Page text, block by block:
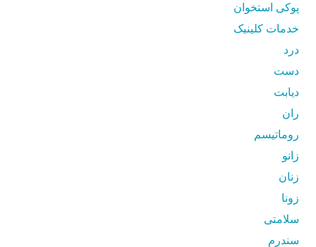
پوکی استخوان
خدمات کلینیک
درد
دست
دیابت
ران
روماتیسم
زانو
زنان
زونا
سلامتی
سندرم